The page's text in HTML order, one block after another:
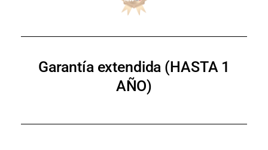
Garantía extendida (HASTA 1
AÑO)